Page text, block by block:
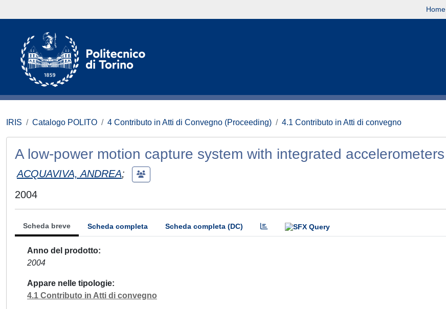
Home
IRIS Catalogo POLITO 4 Contributo in Atti di Convegno (Proceeding) 4.1 Contributo in Atti di convegno
A low-power motion capture system with integrated accelerometers
ACQUAVIVA, ANDREA;
2004
Scheda breve Scheda completa Scheda completa (DC)
Anno del prodotto
2004
Appare nelle tipologie
4.1 Contributo in Atti di convegno